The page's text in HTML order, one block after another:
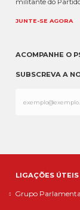
militante do
JUNTE-SE AGORA
ACOMPANHE O
SUBSCREVA A
LIGAÇÕES ÚTEIS
Grupo